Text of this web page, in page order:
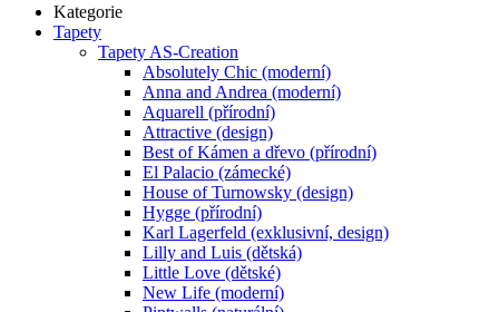
Kategorie
Tapety
Tapety AS-Creation
Absolutely Chic (moderní)
Anna and Andrea (moderní)
Aquarell (přírodní)
Attractive (design)
Best of Kámen a dřevo (přírodní)
El Palacio (zámecké)
House of Turnowsky (design)
Hygge (přírodní)
Karl Lagerfeld (exklusivní, design)
Lilly and Luis (dětská)
Little Love (dětské)
New Life (moderní)